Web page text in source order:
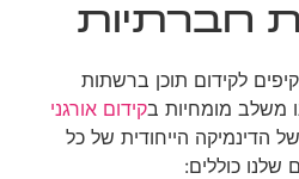
חברתיות
לקידום תוכן ברשתות
משלב מומחיות בקידום אורגני
הדינמיקה הייחודית של כל
כוללים: